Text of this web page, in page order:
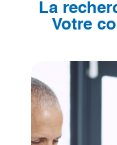
La
Votre